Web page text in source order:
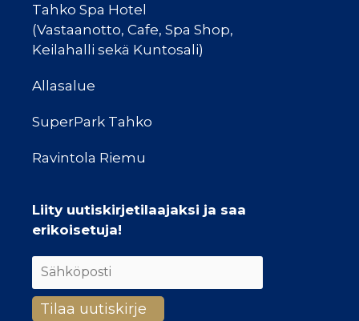
Tahko Spa Hotel
(Vastaanotto, Cafe, Spa Shop,
Keilahalli sekä Kuntosali)
Allasalue
SuperPark Tahko
Ravintola Riemu
Liity uutiskirjetilaajaksi ja saa
erikoisetuja!